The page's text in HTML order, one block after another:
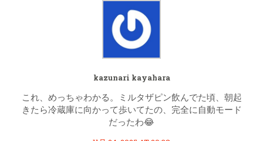
kazunari kayahara
これ、めっちゃわかる。ミルタザピン飲んでた頃、朝起
きたら冷蔵庫に向かって歩いてたの、完全に自動モード
だったわ😂